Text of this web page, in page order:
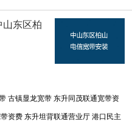
山东区柏
古镇显龙宽带 东升同茂联通宽带资
资费 东升坦背联通营业厅 港口民主